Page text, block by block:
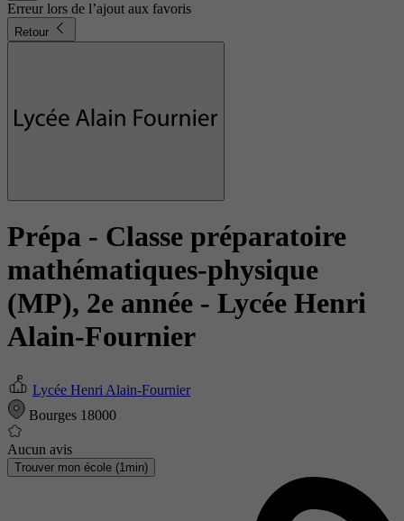
Erreur lors de l’ajout aux favoris
Retour
Prépa - Classe préparatoire
mathématiques-physique
(MP), 2e année - Lycée Henri
Alain-Fournier
Lycée Henri Alain-Fournier
Bourges 18000
Aucun avis
Trouver mon école (1min)